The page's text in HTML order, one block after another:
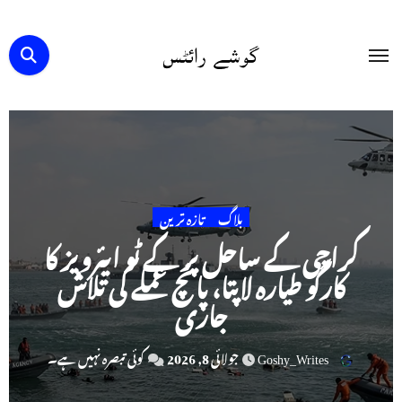
content
بلاگ تازہ ترین
کراچی کے ساحل پر کے ٹو ایئرویز کا
کارگو طیارہ لاپتا، پانچ عملے کی تلاش
جاری
Goshy_Writes جولائی 8, 2026 کوئی تبصرہ نہیں ہے۔